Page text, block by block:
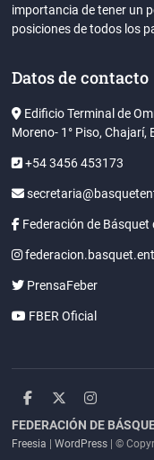
importancia de tener un
posiciones de todos los
Datos de contacto
Edificio Terminal de
Moreno- 1° Piso, Chajarí,
+54 3456 453173
Federación de Básquet
PrensaFeber
FBER Oficial
facebook
twitter
FEDERACIÓN DE
Freesia |WordPress | ©